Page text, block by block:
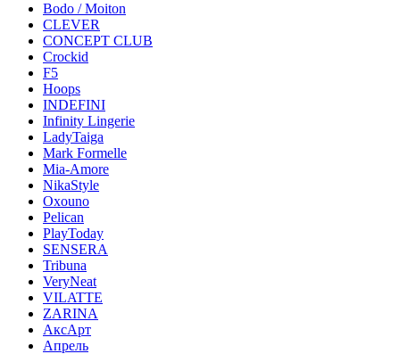
Bodo / Moiton
CLEVER
CONCEPT CLUB
Crockid
F5
Hoops
INDEFINI
Infinity Lingerie
LadyTaiga
Mark Formelle
Mia-Amore
NikaStyle
Oxouno
Pelican
PlayToday
SENSERA
Tribuna
VeryNeat
VILATTE
ZARINA
АксАрт
Апрель